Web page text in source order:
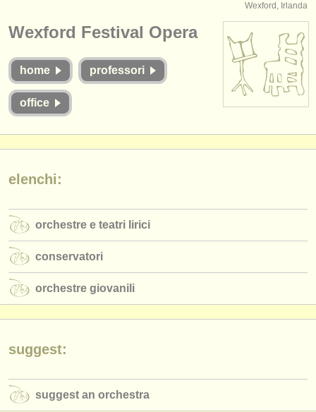
concorsi/premi
strumenti in vendita
conservatori
orchestre giovanili
musicalchairs:
notizie di musica classica
Wexford, Irlanda
Wexford Festival Opera
home professori
office
elenchi:
orchestre e teatri lirici
conservatori
orchestre giovanili
suggest:
suggest an orchestra